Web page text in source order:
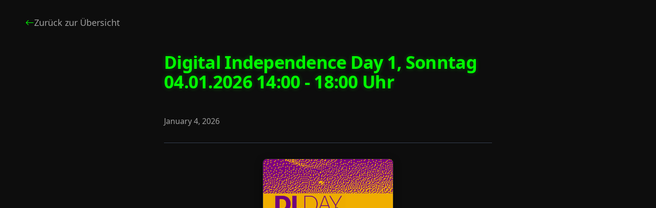
Zurück zur Übersicht
Digital Independence Day 1, Sonntag
04.01.2026 14:00 - 18:00 Uhr
January 4, 2026